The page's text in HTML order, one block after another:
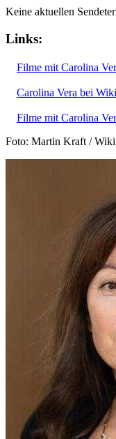
Keine aktuellen
Links:
Filme mit Carolina
Carolina Vera bei
Filme mit Carolina
Foto: Martin Kraft /